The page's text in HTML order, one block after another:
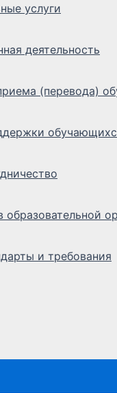
услуги
деятельность
(перевода)
образовательной
и требования